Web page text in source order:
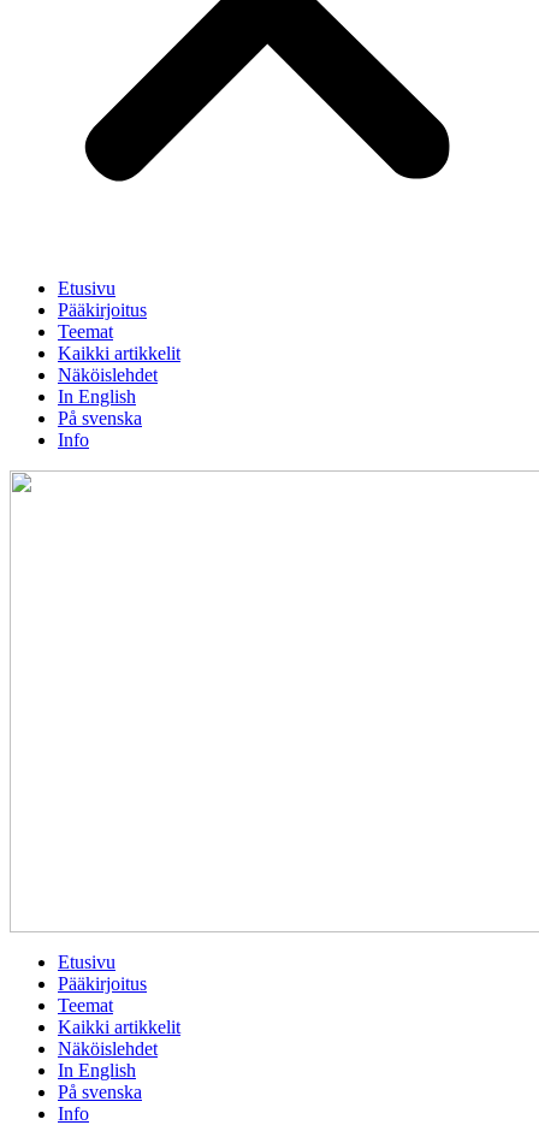
Etusivu
Pääkirjoitus
Teemat
Kaikki artikkelit
Näköislehdet
In English
På svenska
Info
Etusivu
Pääkirjoitus
Teemat
Kaikki artikkelit
Näköislehdet
In English
På svenska
Info